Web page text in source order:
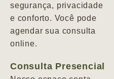
segurança, privacidade
e conforto. Você pode
agendar sua consulta
online.
Consulta Presencial